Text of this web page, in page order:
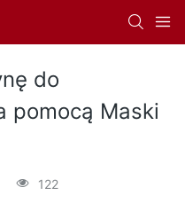
do
pomocą Maski
122